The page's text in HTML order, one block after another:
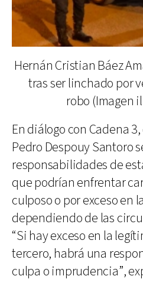
Hernán Cristian Báez
tras ser linchado por
robo (Imagen
En diálogo con Cadena
Pedro Despouy Santoro
responsabilidades de
que podrían enfrentar
culposo o por exceso en
dependiendo de las
“Si hay exceso en la
tercero, habrá una
culpa o imprudencia”,